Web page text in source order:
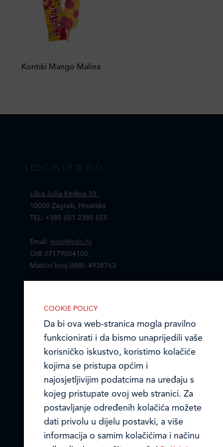
Kontiki Mango Malina
LEDO PLUS D.O.O.
Ulica Julija Knifera 10 ,
10000 Zagreb, Hrvatska
TEL: +385 (0)1 2385 555
Email:
ledo@ledo.hr
OIB 07179054100
Matični broj (MB): 4938763
Ledo u inozemstvu
Online formular
Obavijest o Privatnosti i Kolačići
Privacy notice and Cookies
© LEDO plus d.o.o. 2026.
COOKIE POLICY
Da bi ova web-stranica mogla pravilno
funkcionirati i da bismo unaprijedili vaše
korisničko iskustvo, koristimo kolačiće
kojima se pristupa općim i
najosjetljivijim podatcima na uređaju s
kojeg pristupate ovoj web stranici. Za
postavljanje određenih kolačića možete
dati privolu u dijelu postavki, a više
informacija o samim kolačićima i načinu